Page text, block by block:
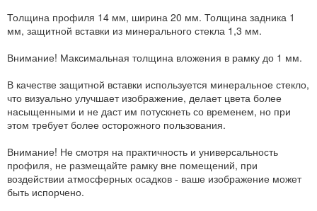
Толщина профиля 14 мм, ширина 20 мм. Толщина задника 1
мм, защитной вставки из минерального стекла 1,3 мм.
Внимание! Максимальная толщина вложения в рамку до 1 мм.
В качестве защитной вставки используется минеральное стекло,
что визуально улучшает изображение, делает цвета более
насыщенными и не даст им потускнеть со временем, но при
этом требует более осторожного пользования.
Внимание! Не смотря на практичность и универсальность
профиля, не размещайте рамку вне помещений, при
воздействии атмосферных осадков - ваше изображение может
быть испорчено.